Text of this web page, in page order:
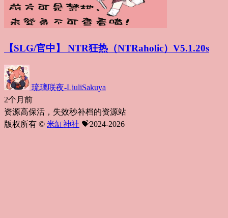
【SLG/官中】 NTR狂热（NTRaholic）V5.1.20s
琉璃咲夜-LiuliSakuya
2个月前
资源高保活，失效秒补档的资源站
版权所有 © 米缸神社 💝2024-2026